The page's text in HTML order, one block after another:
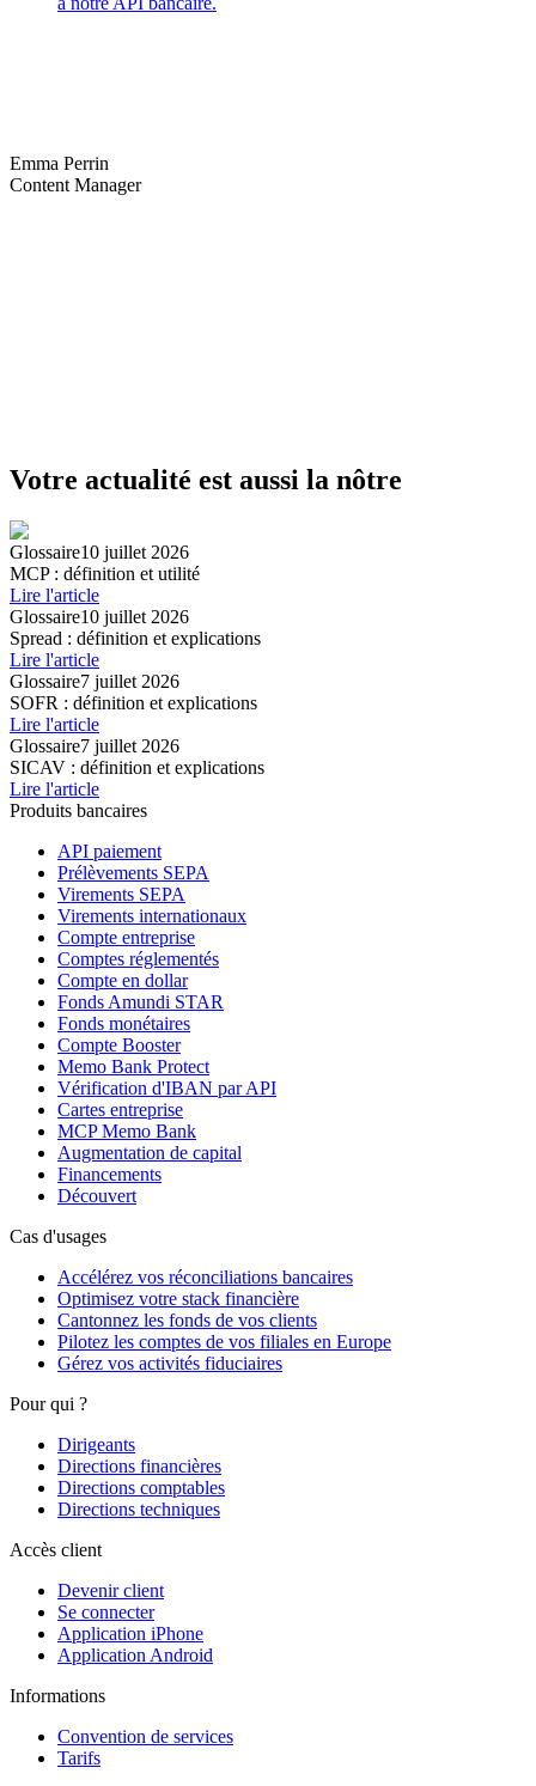
Emma Perrin
Content Manager
Votre actualité est aussi la nôtre
Glossaire10 juillet 2026
MCP : définition et utilité
Lire l'article
Glossaire10 juillet 2026
Spread : définition et explications
Lire l'article
Glossaire7 juillet 2026
SOFR : définition et explications
Lire l'article
Glossaire7 juillet 2026
SICAV : définition et explications
Lire l'article
Produits bancaires
API paiement
Prélèvements SEPA
Virements SEPA
Virements internationaux
Compte entreprise
Comptes réglementés
Compte en dollar
Fonds Amundi STAR
Fonds monétaires
Compte Booster
Memo Bank Protect
Vérification d'IBAN par API
Cartes entreprise
MCP Memo Bank
Augmentation de capital
Financements
Découvert
Cas d'usages
Accélérez vos réconciliations bancaires
Optimisez votre stack financière
Cantonnez les fonds de vos clients
Pilotez les comptes de vos filiales en Europe
Gérez vos activités fiduciaires
Pour qui ?
Dirigeants
Directions financières
Directions comptables
Directions techniques
Accès client
Devenir client
Se connecter
Application iPhone
Application Android
Informations
Convention de services
Tarifs